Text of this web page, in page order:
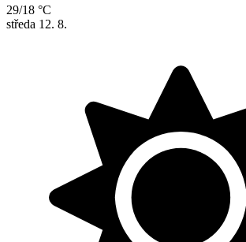
29/18 °C
středa 12. 8.